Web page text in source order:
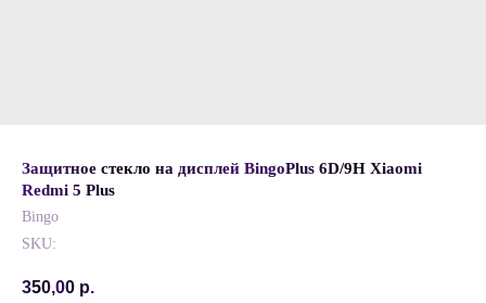
Защитное стекло на дисплей BingoPlus 6D/9H Xiaomi
Redmi 5 Plus
Bingo
SKU:
350,00 р.